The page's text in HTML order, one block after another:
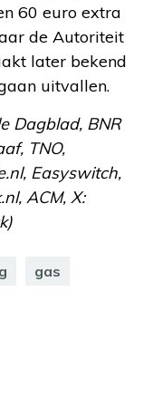
60 euro extra
de Autoriteit
later bekend
uitvallen.
Dagblad, BNR
TNO,
Easyswitch,
ACM, X:
gas